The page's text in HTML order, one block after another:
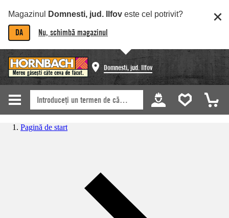
Magazinul Domnesti, jud. Ilfov este cel potrivit?
DA Nu, schimbă magazinul
Domnesti, jud. Ilfov
Pagină de start